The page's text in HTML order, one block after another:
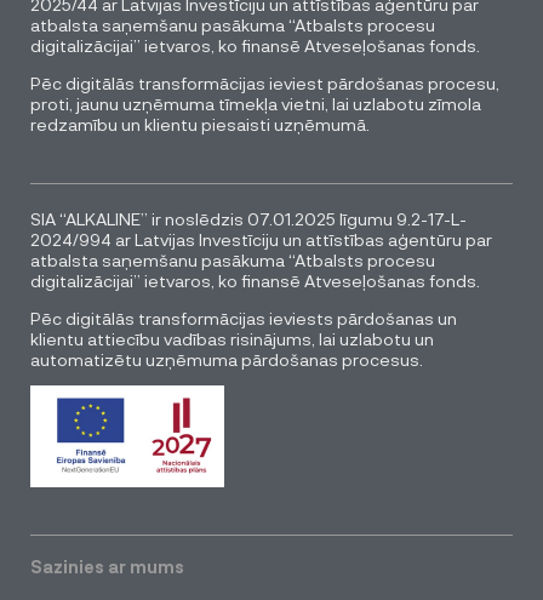
2025/44 ar Latvijas Investīciju un attīstības aģentūru par
atbalsta saņemšanu pasākuma “Atbalsts procesu
digitalizācijai” ietvaros, ko finansē Atveseļošanas fonds.
Pēc digitālās transformācijas ieviest pārdošanas procesu,
proti, jaunu uzņēmuma tīmekļa vietni, lai uzlabotu zīmola
redzamību un klientu piesaisti uzņēmumā.
SIA “ALKALINE” ir noslēdzis 07.01.2025 līgumu 9.2-17-L-
2024/994 ar Latvijas Investīciju un attīstības aģentūru par
atbalsta saņemšanu pasākuma “Atbalsts procesu
digitalizācijai” ietvaros, ko finansē Atveseļošanas fonds.
Pēc digitālās transformācijas ieviests pārdošanas un
klientu attiecību vadības risinājums, lai uzlabotu un
automatizētu uzņēmuma pārdošanas procesus.
Sazinies ar mums